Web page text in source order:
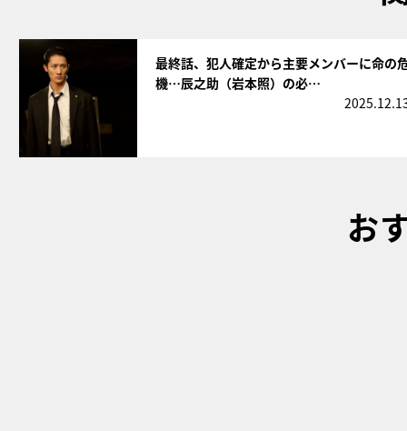
最終話、犯人確定から主要メンバーに命の
機…辰之助（岩本照）の必…
お